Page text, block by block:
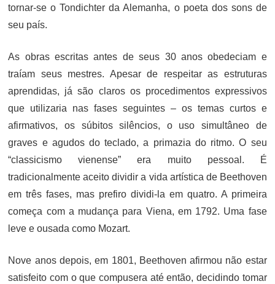
tornar-se o Tondichter da Alemanha, o poeta dos sons de
seu país.
As obras escritas antes de seus 30 anos obedeciam e
traíam seus mestres. Apesar de respeitar as estruturas
aprendidas, já são claros os procedimentos expressivos
que utilizaria nas fases seguintes – os temas curtos e
afirmativos, os súbitos silêncios, o uso simultâneo de
graves e agudos do teclado, a primazia do ritmo. O seu
“classicismo vienense” era muito pessoal. É
tradicionalmente aceito dividir a vida artística de Beethoven
em três fases, mas prefiro dividi-la em quatro. A primeira
começa com a mudança para Viena, em 1792. Uma fase
leve e ousada como Mozart.
Nove anos depois, em 1801, Beethoven afirmou não estar
satisfeito com o que compusera até então, decidindo tomar